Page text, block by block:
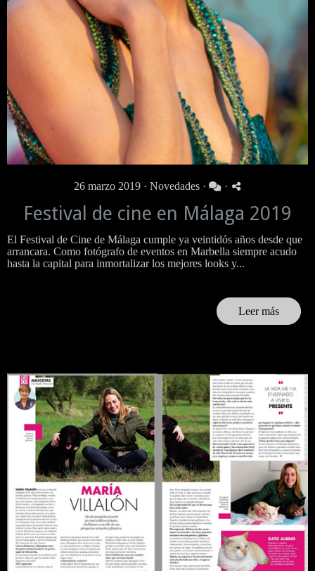
26 marzo 2019 · Novedades· ·
Festival de cine en Málaga 2019
El Festival de Cine de Málaga cumple ya veintidós años desde que
arrancara. Como fotógrafo de eventos en Marbella siempre acudo
hasta la capital para inmortalizar los mejores looks y...
Leer más